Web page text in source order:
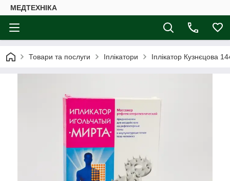
МЕДТЕХНІКА
Товари та послуги Іплікатори Іплікатор Кузнєцова